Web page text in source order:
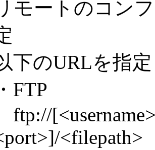
モートのコン
下のURLを指
・FTP
ftp://
<filepath>